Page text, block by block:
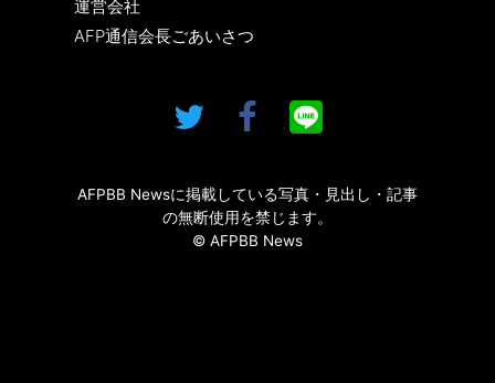
運営会社
AFP通信会長ごあいさつ
AFPBB Newsに掲載している写真・見出し・記事
の無断使用を禁じます。
© AFPBB News